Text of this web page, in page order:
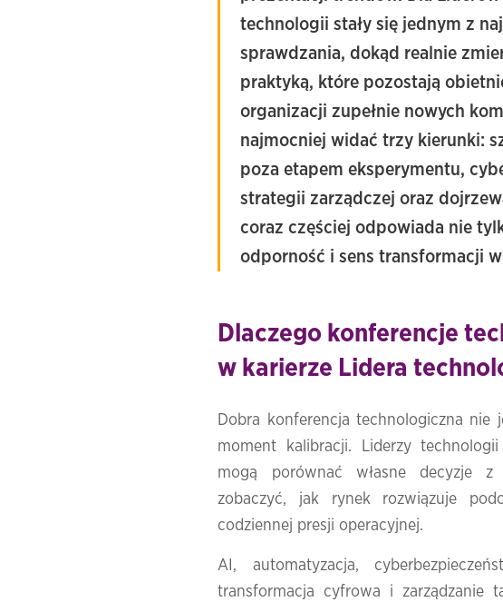
technologiistałysię jednymz
sprawdzania,dokąd realnie
praktyką, które pozostają
organizacjizupełnie nowych
najmocniejwidaćtrzy kierunki:
pozaetapemeksperymentu,
strategiizarządczejoraz
corazczęściejodpowiada nie
odporność isenstransformacji
Dlaczego konferencje
w karierze Lidera
Dobra konferencjatechnologiczna nie
moment
kalibracji. Liderzytechnologii
mogą porównać własne decyzjez
zobaczyć, jak rynek rozwiązuje
codziennej presji operacyjnej.
AI, automatyzacja,
transformacja cyfrowa i zarządzanie